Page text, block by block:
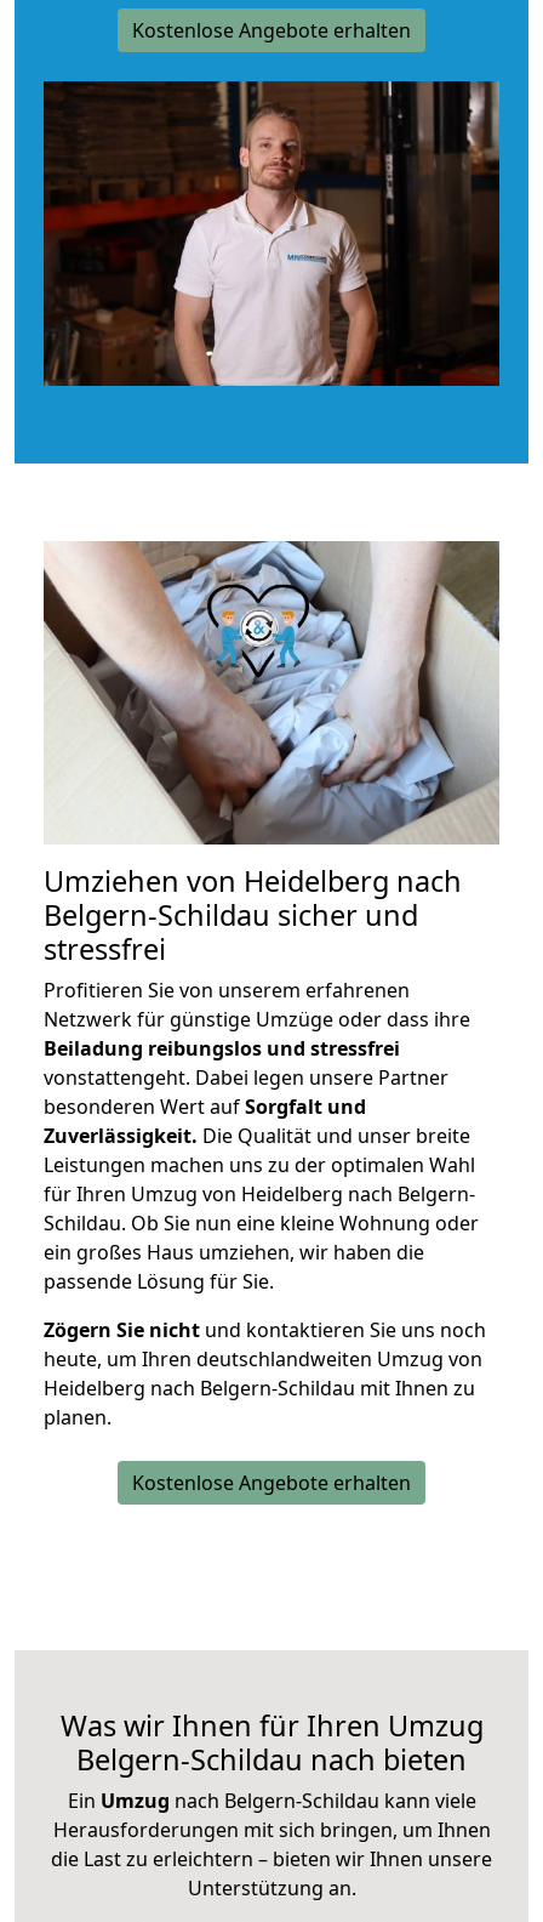
Kostenlose Angebote erhalten
Umziehen von Heidelberg nach
Belgern-Schildau sicher und
stressfrei
Profitieren Sie von unserem erfahrenen
Netzwerk für günstige Umzüge oder dass ihre
Beiladung reibungslos und stressfrei
vonstattengeht. Dabei legen unsere Partner
besonderen Wert aufSorgfalt und
Zuverlässigkeit. Die Qualität und unser breite
Leistungen machen uns zu der optimalen Wahl
für Ihren Umzug von Heidelberg nach Belgern-
Schildau. Ob Sie nun eine kleine Wohnung oder
ein großes Haus umziehen, wir haben die
passende Lösung für Sie.
Zögern Sie nicht und kontaktieren Sie uns noch
heute, um Ihren deutschlandweiten Umzug von
Heidelberg nach Belgern-Schildau mit Ihnen zu
planen.
Kostenlose Angebote erhalten
Was wir Ihnen für Ihren Umzug
Belgern-Schildau nach bieten
Ein Umzug nach Belgern-Schildau kann viele
Herausforderungen mit sich bringen, um Ihnen
die Last zu erleichtern – bieten wir Ihnen unsere
Unterstützung an.